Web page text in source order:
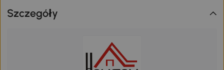
Szczegóły